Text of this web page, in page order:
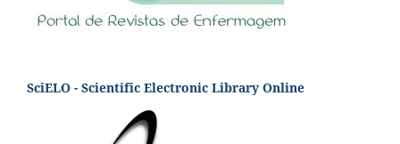
SciELO - Scientific Electronic Library Online